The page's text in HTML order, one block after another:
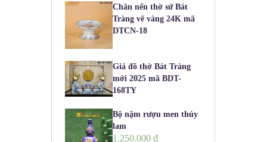
Chân nến thờ sứ Bát
Tràng vẽ vàng 24K mã
DTCN-18
Giá đồ thờ Bát Tràng
mới 2025 mã BDT-
168TY
Bộ nậm rượu men thúy
lam
1.250.000₫